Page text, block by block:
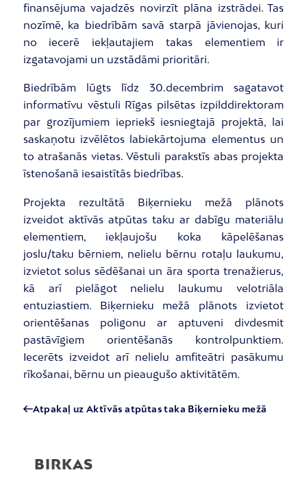
finansējuma vajadzēs novirzīt plāna izstrādei. Tas
nozīmē, ka biedrībām savā starpā jāvienojas, kuri
no iecerē iekļautajiem takas elementiem ir
izgatavojami un uzstādāmi prioritāri.
Biedrībām lūgts līdz 30.decembrim sagatavot
informatīvu vēstuli Rīgas pilsētas izpilddirektoram
par grozījumiem iepriekš iesniegtajā projektā, lai
saskaņotu izvēlētos labiekārtojuma elementus un
to atrašanās vietas. Vēstuli parakstīs abas projekta
īstenošanā iesaistītās biedrības.
Projekta rezultātā Biķernieku mežā plānots
izveidot aktīvās atpūtas taku ar dabīgu materiālu
elementiem, iekļaujošu koka kāpelēšanas
joslu/taku bērniem, nelielu bērnu rotaļu laukumu,
izvietot solus sēdēšanai un āra sporta trenažierus,
kā arī pielāgot nelielu laukumu velotriāla
entuziastiem. Biķernieku mežā plānots izvietot
orientēšanas poligonu ar aptuveni divdesmit
pastāvīgiem orientēšanās kontrolpunktiem.
Iecerēts izveidot arī nelielu amfiteātri pasākumu
rīkošanai, bērnu un pieaugušo aktivitātēm.
Atpakaļ uz Aktīvās atpūtas taka Biķernieku mežā
BIRKAS